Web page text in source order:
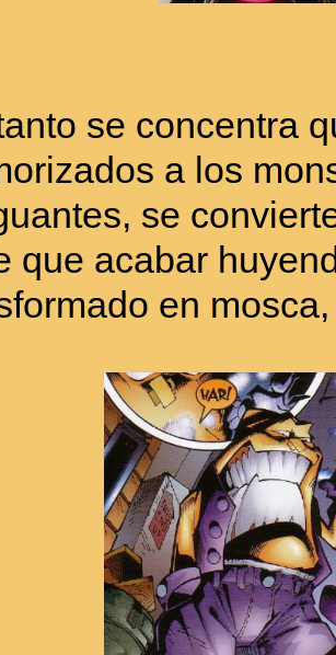
se concentra
a los
se
que acabar
en